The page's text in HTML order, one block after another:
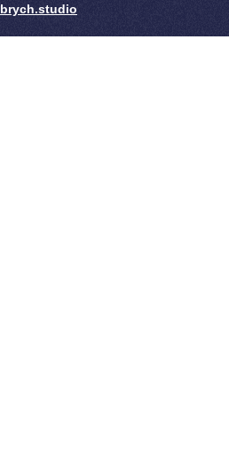
brych.studio